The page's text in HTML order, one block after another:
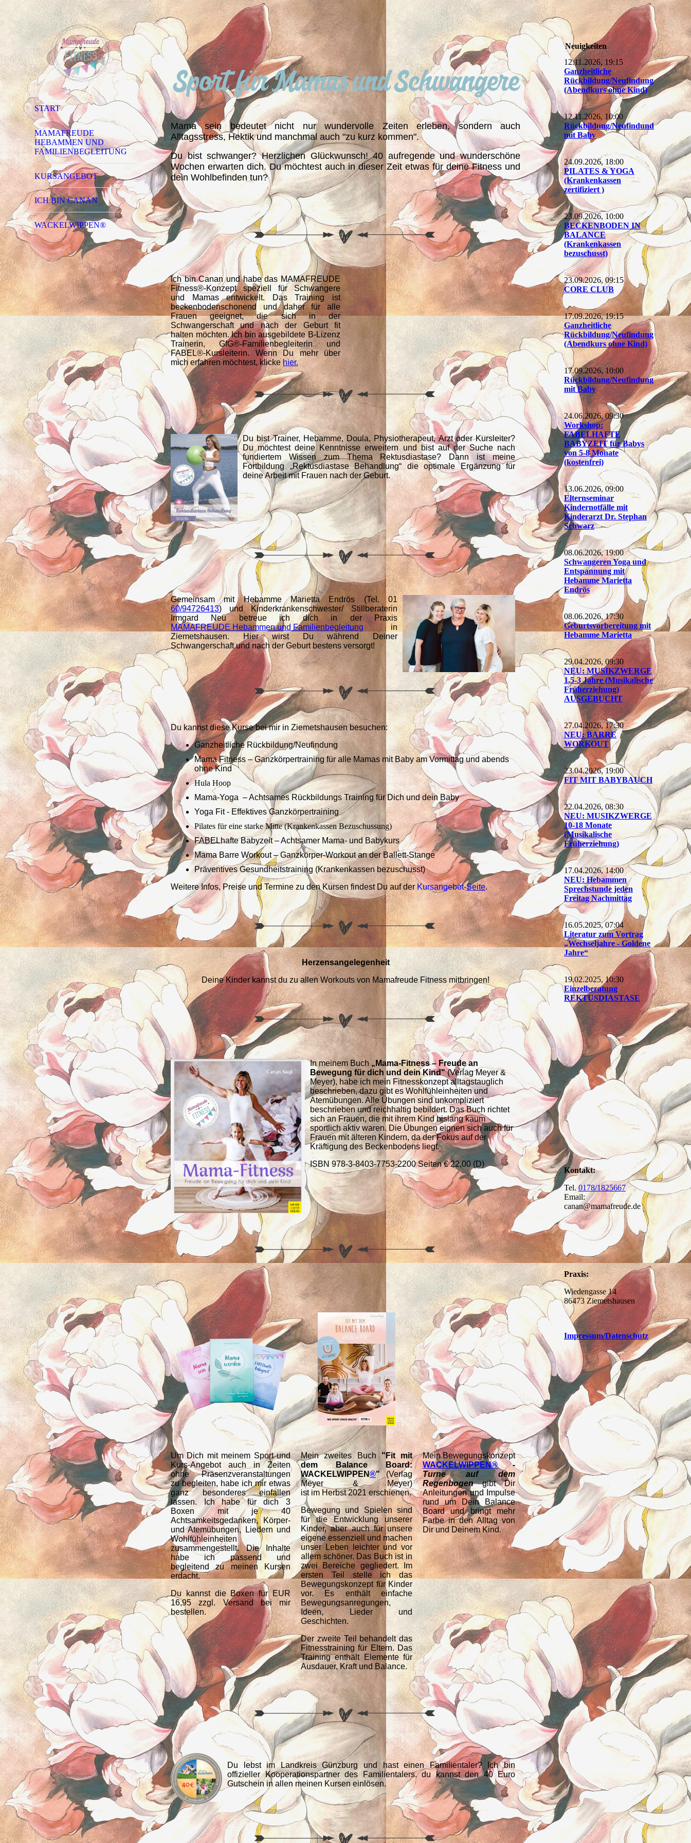
START
MAMAFREUDE
HEBAMMEN UND
FAMILIENBEGLEITUNG
KURSANGEBOT
ICH BIN CANAN
WACKELWIPPEN®
Mama sein bedeutet nicht nur wundervolle Zeiten erleben, sondern auch
Alltagsstress, Hektik und manchmal auch "zu kurz kommen".
Du bist schwanger? Herzlichen Glückwunsch! 40 aufregende und wunderschöne
Wochen erwarten dich. Du möchtest auch in dieser Zeit etwas für deine Fitness und
dein Wohlbefinden tun?
Ich bin Canan und habe das MAMAFREUDE
Fitness®-Konzept speziell für Schwangere
und Mamas entwickelt. Das Training ist
beckenbodenschonend und daher für alle
Frauen geeignet, die sich in der
Schwangerschaft und nach der Geburt fit
halten möchten. Ich bin ausgebildete B-Lizenz
Trainerin, GfG®-Familienbegleiterin und
FABEL®-Kursleiterin. Wenn Du mehr über
mich erfahren möchtest, klickehier.
Du bist Trainer, Hebamme, Doula, Physiotherapeut, Arzt oder Kursleiter?
Du möchtest deine Kenntnisse erweitern und bist auf der Suche nach
fundiertem Wissen zum Thema Rektusdiastase? Dann ist meine
Fortbildung „Rektusdiastase Behandlung“ die optimale Ergänzung für
deine Arbeit mit Frauen nach der Geburt.
Gemeinsam mit Hebamme Marietta Endrös (Tel. 01
60/94726413) und Kinderkrankenschwester/ Stillberaterin
Irmgard Neu betreue ich dich in der Praxis
MAMAFREUDE Hebammen und Familienbegleitung in
Ziemetshausen. Hier wirst Du während Deiner
Schwangerschaft und nach der Geburt bestens versorgt!
Du kannst diese Kurse bei mir in Ziemetshausen besuchen:
Ganzheitliche Rückbildung/Neufindung
Mama Fitness – Ganzkörpertraining für alle Mamas mit Baby am Vormittag und abends
ohne Kind
Hula Hoop
Mama-Yoga – Achtsames Rückbildungs Training für Dich und dein Baby
Yoga Fit - Effektives Ganzkörpertraining
Pilates für eine starke Mitte (Krankenkassen Bezuschussung)
FABELhafte Babyzeit – Achtsamer Mama- und Babykurs
Mama Barre Workout – Ganzkörper-Workout an der Ballett-Stange
Präventives Gesundheitstraining (Krankenkassen bezuschusst)
Weitere Infos, Preise und Termine zu den Kursen findest Du auf derKursangebot-Seite.
Herzensangelegenheit
Deine Kinder kannst du zu allen Workouts von Mamafreude Fitness mitbringen!
In meinem Buch „Mama-Fitness – Freude an
Bewegung für dich und dein Kind"(Verlag Meyer &
Meyer), habe ich mein Fitnesskonzept alltagstauglich
beschrieben, dazu gibt es Wohlfühleinheiten und
Atemübungen. Alle Übungen sind unkompliziert
beschrieben und reichhaltig bebildert. Das Buch richtet
sich an Frauen, die mit ihrem Kind bislang kaum
sportlich aktiv waren. Die Übungen eignen sich auch für
Frauen mit älteren Kindern, da der Fokus auf der
Kräftigung des Beckenbodens liegt.
ISBN 978-3-8403-7753-2200 Seiten € 22,00 (D)
Um Dich mit meinem Sport und
Kurs-Angebot auch in Zeiten
ohne Präsenzveranstaltungen
zu begleiten, habe ich mir etwas
ganz besonderes einfallen
lassen. Ich habe für dich 3
Boxen mit je 40
Achtsamkeitsgedanken, Körper-
und Atemübungen, Liedern und
Wohlfühleinheiten
zusammengestellt. Die Inhalte
habe ich passend und
begleitend zu meinen Kursen
erdacht.
Du kannst die Boxen für EUR
16,95 zzgl. Versand bei mir
bestellen.
Mein zweites Buch "Fit mit
dem Balance Board:
WACKELWIPPEN®"(Verlag
Meyer & Meyer)
ist im Herbst 2021 erschienen.
Bewegung und Spielen sind
für die Entwicklung unserer
Kinder, aber auch für unsere
eigene essenziell und machen
unser Leben leichter und vor
allem schöner. Das Buch ist in
zwei Bereiche gegliedert. Im
ersten Teil stelle ich das
Bewegungskonzept für Kinder
vor. Es enthält einfache
Bewegungsanregungen,
Ideen, Lieder und
Geschichten.
Der zweite Teil behandelt das
Fitnesstraining für Eltern. Das
Training enthält Elemente für
Ausdauer, Kraft und Balance.
Mein Bewegungskonzept
WACKELWIPPEN®-
Turne auf dem
Regenbogengibt Dir
Anleitungen und Impulse
rund um Dein Balance
Board und bringt mehr
Farbe in den Alltag von
Dir und Deinem Kind.
Du lebst im Landkreis Günzburg und hast einen Familientaler? Ich bin
offizieller Kooperationspartner des Familientalers. du kannst den 40 Euro
Gutschein in allen meinen Kursen einlösen.
Neuigkeiten
12.11.2026, 19:15
Ganzheitliche
Rückbildung/Neufindung
(Abendkurs ohne Kind)
12.11.2026, 10:00
Rückbildung/Neufindund
mit Baby
24.09.2026, 18:00
PILATES & YOGA
(Krankenkassen
zertifiziert )
23.09.2026, 10:00
BECKENBODEN IN
BALANCE
(Krankenkassen
bezuschusst)
23.09.2026, 09:15
CORE CLUB
17.09.2026, 19:15
Ganzheitliche
Rückbildung/Neufindung
(Abendkurs ohne Kind)
17.09.2026, 10:00
Rückbildung/Neufindung
mit Baby
24.06.2026, 09:30
Workshop:
FABELHAFTE
BABYZEIT für Babys
von 5-8 Monate
(kostenfrei)
13.06.2026, 09:00
Elternseminar
Kindernotfälle mit
Kinderarzt Dr. Stephan
Schwarz
08.06.2026, 19:00
Schwangeren Yoga und
Entspannung mit
Hebamme Marietta
Endrös
08.06.2026, 17:30
Geburtsvorbereitung mit
Hebamme Marietta
29.04.2026, 09:30
NEU: MUSIKZWERGE
1,5-3 Jahre (Musikalische
Früherziehung)
AUSGEBUCHT
27.04.2026, 17:30
NEU: BARRE
WORKOUT
23.04.2026, 19:00
FIT MIT BABYBAUCH
22.04.2026, 08:30
NEU: MUSIKZWERGE
10-18 Monate
(Musikalische
Früherziehung)
17.04.2026, 14:00
NEU: Hebammen
Sprechstunde jeden
Freitag Nachmittag
16.05.2025, 07:04
Literatur zum Vortrag
„Wechseljahre - Goldene
Jahre“
19.02.2025, 10:30
Einzelberatung
REKTUSDIASTASE
Kontakt:
Tel. 0178/1825667
Email:
canan@mamafreude.de
Praxis:
Wiedengasse 14
86473 Ziemetshausen
Impressum/Datenschutz